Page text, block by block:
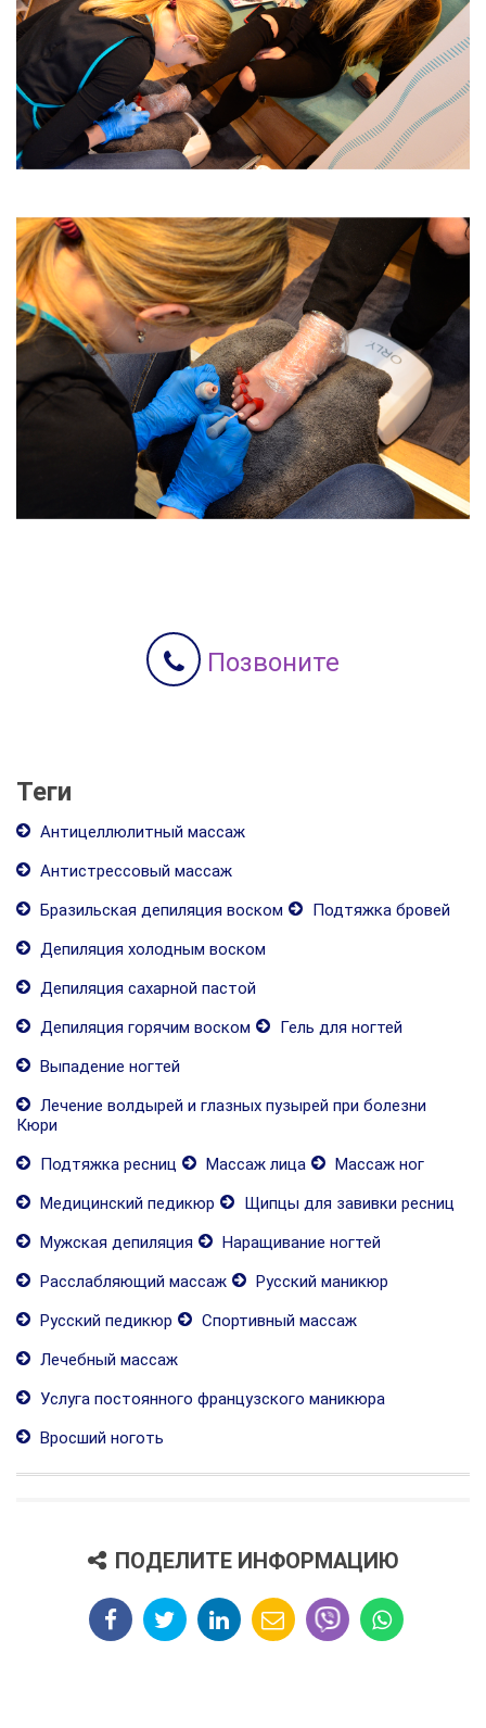
Позвоните
Теги
Антицеллюлитный массаж
Антистрессовый массаж
Бразильская депиляция воском
Подтяжка бровей
Депиляция холодным воском
Депиляция сахарной пастой
Депиляция горячим воском
Гель для ногтей
Выпадение ногтей
Лечение волдырей и глазных пузырей при болезни
Кюри
Подтяжка ресниц
Массаж лица
Массаж ног
Медицинский педикюр
Щипцы для завивки ресниц
Мужская депиляция
Наращивание ногтей
Расслабляющий массаж
Русский маникюр
Русский педикюр
Спортивный массаж
Лечебный массаж
Услуга постоянного французского маникюра
Вросший ноготь
ПОДЕЛИТЕ ИНФОРМАЦИЮ